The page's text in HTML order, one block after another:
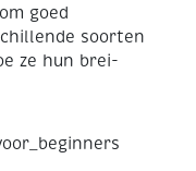
goed
soorten
ze hun brei-